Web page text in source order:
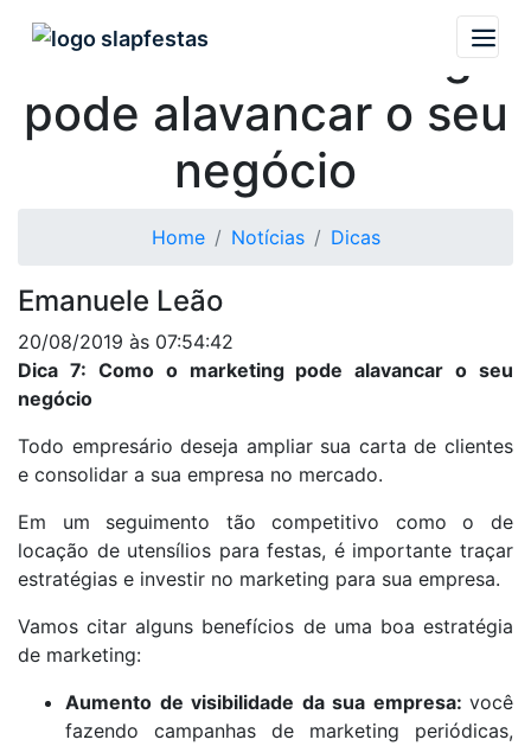
Como o marketing
pode alavancar o seu
negócio
Home Notícias Dicas
Emanuele Leão
20/08/2019 às 07:54:42
Dica 7: Como o marketing pode alavancar o seu
negócio
Todo empresário deseja ampliar sua carta de clientes
e consolidar a sua empresa no mercado.
Em um seguimento tão competitivo como o de
locação de utensílios para festas, é importante traçar
estratégias e investir no marketing para sua empresa.
Vamos citar alguns benefícios de uma boa estratégia
de marketing:
Aumento de visibilidade da sua empresa: você
fazendo campanhas de marketing periódicas,